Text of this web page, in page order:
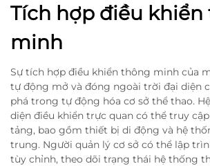
Tích hợp điều khiển
minh
Sự tích hợp điều khiển thông minh của
tự động mở và đóng ngoài trời đại diện
phá trong tự động hóa cơ sở thể thao.
diện điều khiển trực quan có thể truy
tảng, bao gồm thiết bị di động và hệ
trung. Người quản lý cơ sở có thể lập
tùy chỉnh, theo dõi trạng thái hệ thống